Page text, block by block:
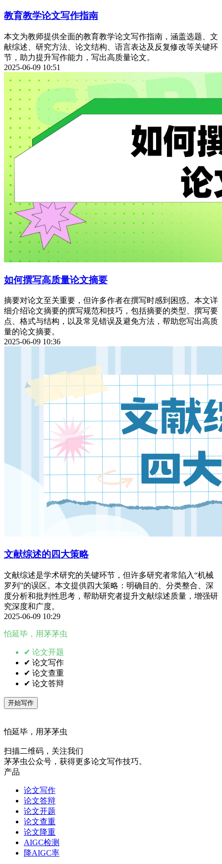
教育教学论文写作指南
本文为教师提供全面的教育教学论文写作指南，涵盖选题、文
献综述、研究方法、论文结构、语言表达及反复修改等关键环
节，助力提升写作能力，写出高质量论文。
2025-06-09 10:51
如何撰写高质量论文摘要
摘要对论文至关重要，但许多作者在撰写时感到困惑。本文详
细介绍论文摘要的撰写规范和技巧，包括摘要的类型、撰写要
点、格式与结构，以及常见错误及避免方法，帮助您写出高质
量的论文摘要。
2025-06-09 10:36
文献综述的四大策略
文献综述是学术研究的关键环节，但许多研究者常陷入“机械
罗列”的误区。本文提供四大策略：明确目的、分类整合、深
度分析和批判性思考，帮助研究者提升文献综述质量，增强研
究深度和广度。
2025-06-09 10:29
怕延毕，用茅茅虫
✔ 论文开题
✔ 论文写作
✔ 论文查重
✔ 论文答辩
开始写作
怕延毕，用茅茅虫
扫描二维码，关注我们
茅茅虫公众号，获得更多论文写作技巧。
产品
论文写作
论文答辩
论文开题
论文查重
论文降重
AIGC检测
降AIGC率